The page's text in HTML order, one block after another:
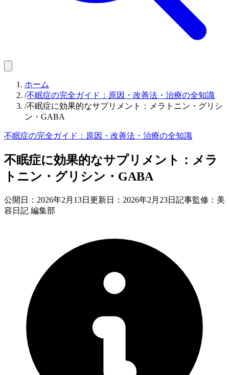
ホーム
/不眠症の完全ガイド：原因・改善法・治療の全知識
/不眠症に効果的なサプリメント：メラトニン・グリシ
ン・GABA
不眠症の完全ガイド：原因・改善法・治療の全知識
不眠症に効果的なサプリメント：メラ
トニン・グリシン・GABA
公開日： 2026年2月13日 更新日： 2026年2月23日 記事監修：美
容日記 編集部